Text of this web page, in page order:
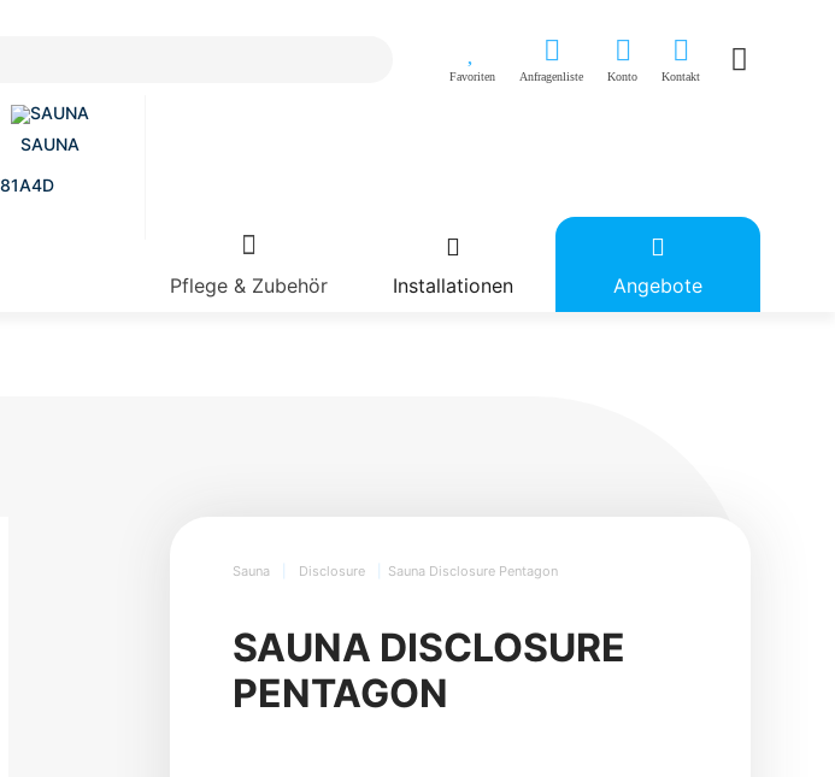
Favoriten Anfragenliste Konto Kontakt
SAUNA
Pflege & Zubehör Installationen Angebote
Sauna Disclosure Sauna Disclosure Pentagon
SAUNA DISCLOSURE
PENTAGON